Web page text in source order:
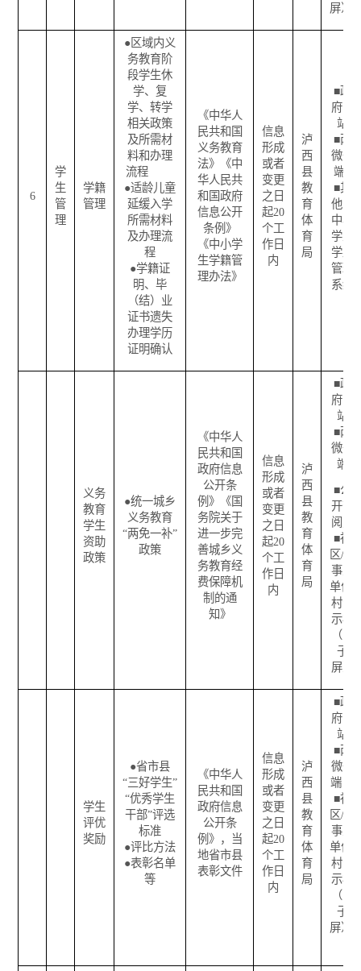
屏）
6
学
生
管
理
学籍
管理
●区域内义
务教育阶
段学生休
学、复
学、转学
相关政策
及所需材
料和办理
流程
●适龄儿童
延缓入学
所需材料
及办理流
程
●学籍证
明、毕
（结）业
证书遗失
办理学历
证明确认
《中华人
民共和国
义务教育
法》《中
华人民共
和国政府
信息公开
条例》
《中小学
生学籍管
理办法》
信息
形成
或者
变更
之日
起20
个工
作日
内
泸
西
县
教
育
体
育
局
■政
府网
站
■两
微一
端
■其
他：
中小
学生
学籍
管理
系统
义务
教育
学生
资助
政策
●统一城乡
义务教育
“两免一补”
政策
《中华人
民共和国
政府信息
公开条
例》《国
务院关于
进一步完
善城乡义
务教育经
费保障机
制的通
知》
信息
形成
或者
变更
之日
起20
个工
作日
内
泸
西
县
教
育
体
育
局
■政
府网
站
■两
微一
端
■公
开查
阅点
■社
区/
事业
单位
村公
示栏
（电
子
屏）
学生
评优
奖励
●省市县
“三好学生”
“优秀学生
干部”评选
标准
●评比方法
●表彰名单
等
《中华人
民共和国
政府信息
公开条
例》，当
地省市县
表彰文件
信息
形成
或者
变更
之日
起20
个工
作日
内
泸
西
县
教
育
体
育
局
■政
府网
站
■两
微一
端
■社
区/
事业
单位
村公
示栏
（电
子
屏）